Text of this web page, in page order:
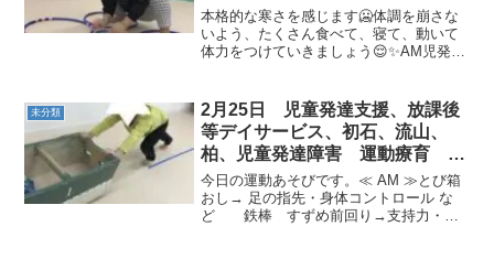
ラム こども障害 運動療育 柳
沢運動プログ発達気になる 発達
障害 放デイ 自閉症 ADHD
本格的な寒さを感じます🥶体調を崩さな
いよう、たくさん食べて、寝て、動いて
体力をつけていきましょう😌✨AM児発✱
✱平均台+クイズ 平均台を渡り切ると問
題がでます！どっちか...
未分類
2月25日 児童発達支援、放課後
等デイサービス、初石、流山、
柏、児童発達障害 運動療育 柳
沢運動プログラム こども発達気
になる 発達障害 放デ
今日の運動あそびです。≪ AM ≫とび箱
おし→ 足の指先・身体コントロール な
ど 鉄棒 すずめ前回り→支持力・握